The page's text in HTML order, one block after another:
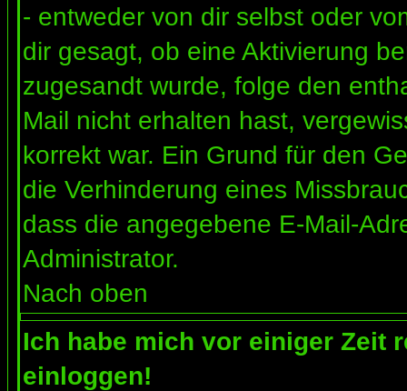
- entweder von dir selbst oder
dir gesagt, ob eine Aktivierung
zugesandt wurde, folge den
Mail nicht erhalten hast,
korrekt war. Ein Grund für den
die Verhinderung eines
dass die angegebene E-Mail-
Administrator.
Nach oben
Ich habe mich vor einiger Zeit
einloggen!